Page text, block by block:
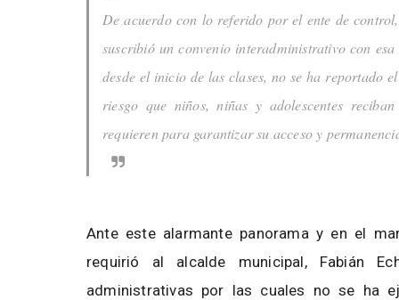
De acuerdo con lo referido por el ente de
suscribió un convenio interadministrativo con
desde el inicio de las clases, no se ha reportado
riesgo que niños, niñas y adolescentes
requieren para garantizar su acceso y
Ante este alarmante panorama y en el
requirió al alcalde municipal, Fabián
administrativas por las cuales no se ha